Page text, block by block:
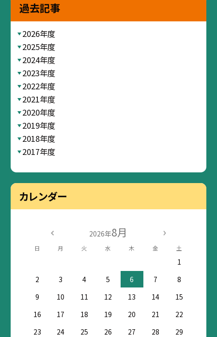
過去記事
2026年度
2025年度
2024年度
2023年度
2022年度
2021年度
2020年度
2019年度
2018年度
2017年度
カレンダー
2026年8月
日 月 火 水 木 金 土
1
2
3 4 5 6 7
8
9
10 11 12 13 14
15
16
17 18 19 20 21
22
23
24 25 26 27 28
29